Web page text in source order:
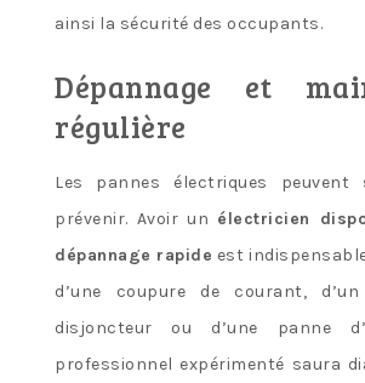
ainsi la sécurité des occupants.
Dépannage et
régulière
Les pannes électriques peuvent
prévenir. Avoir un électricien
dépannage rapide est
d’une coupure de courant,
disjoncteur ou d’une panne
professionnel expérimenté saura